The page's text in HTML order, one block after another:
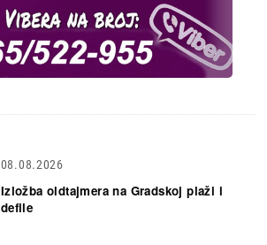
08.08.2026
Izložba oldtajmera na Gradskoj plaži i
defile